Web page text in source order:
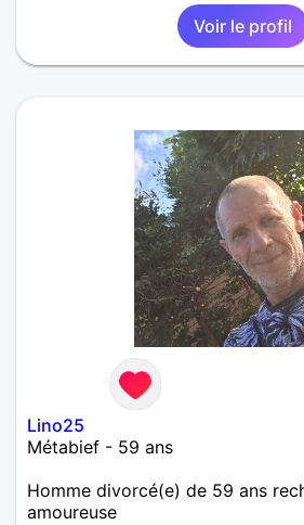
Voir le profil
Lino25
Métabief - 59 ans
Homme divorcé(e) de 59 ans
amoureuse